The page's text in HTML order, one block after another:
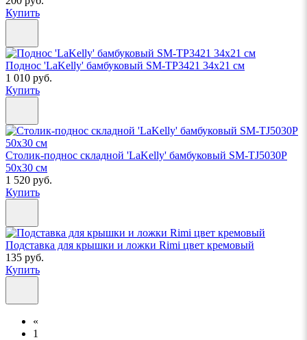
Купить
Поднос 'LaKelly' бамбуковый SM-TP3421 34x21 см
1 010 руб.
Купить
Столик-поднос складной 'LaKelly' бамбуковый SM-TJ5030P
50x30 см
1 520 руб.
Купить
Подставка для крышки и ложки Rimi цвет кремовый
135 руб.
Купить
«
1